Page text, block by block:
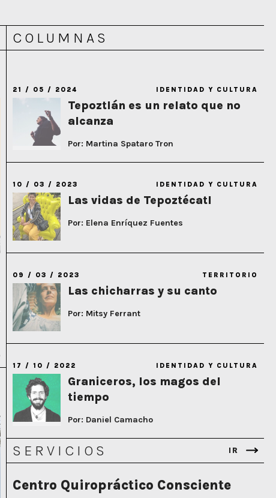
COLUMNAS
21 / 05 / 2024 IDENTIDAD Y CULTURA
Tepoztlán es un relato que no
alcanza
Por: Martina Spataro Tron
10 / 03 / 2023 IDENTIDAD Y CULTURA
Las vidas de Tepoztécatl
Por: Elena Enríquez Fuentes
09 / 03 / 2023 TERRITORIO
Las chicharras y su canto
Por: Mitsy Ferrant
17 / 10 / 2022 IDENTIDAD Y CULTURA
Graniceros, los magos del
tiempo
Por: Daniel Camacho
SERVICIOS IR
Centro Quiropráctico Consciente